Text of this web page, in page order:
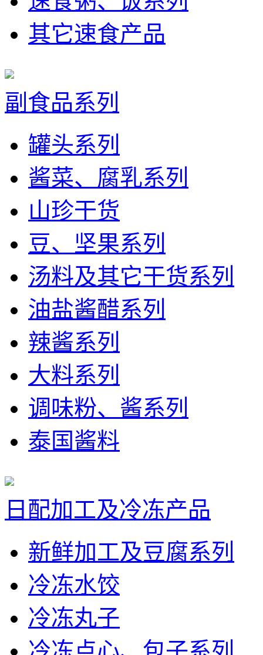
其它速食产品
副食品系列
罐头系列
酱菜、腐乳系列
山珍干货
豆、坚果系列
汤料及其它干货系列
油盐酱醋系列
辣酱系列
大料系列
调味粉、酱系列
泰国酱料
日配加工及冷冻产品
新鲜加工及豆腐系列
冷冻水饺
冷冻丸子